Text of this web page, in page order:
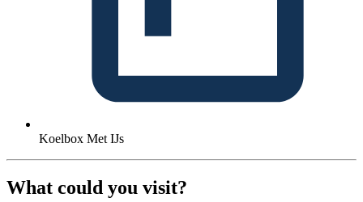
Koelbox Met IJs
What could you visit?